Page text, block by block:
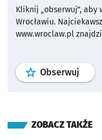
Kliknij „obserwuj”, aby
Wrocławiu.
www.wroclaw.pl
Obserwuj profil
ZOBACZ TAKŻE